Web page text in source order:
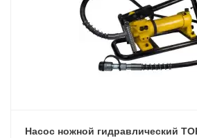
Насос ножной гидравлический